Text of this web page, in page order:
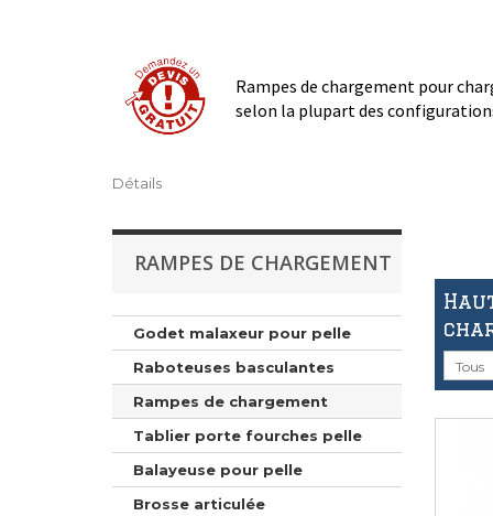
Rampes de chargement pour
selon la plupart des
Détails
RAMPES DE CHARGEMENT
Godet malaxeur pour pelle
Raboteuses basculantes
Rampes de chargement
Tablier porte fourches pelle
Balayeuse pour pelle
Brosse articulée
Tous